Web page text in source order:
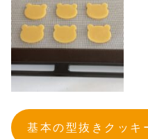
基本の型抜きクッキ